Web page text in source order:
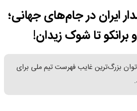
ایران در جام‌های جهانی؛
تا شوک زیدان!
بزرگ‌ترین غایب فهرست تیم ملی برای